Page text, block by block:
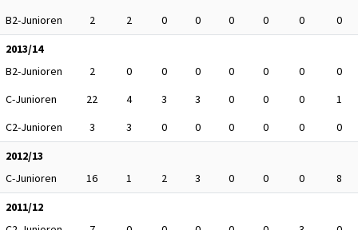
B2-Junioren
2 2 0 0 0 0 0
0
2013/14
B2-Junioren
2 0 0 0 0 0 0
0
C-Junioren
22 4 3 3 0 0 0
1
C2-Junioren
3 3 0 0 0 0 0
0
2012/13
C-Junioren
16 1 2 3 0 0 0
8
2011/12